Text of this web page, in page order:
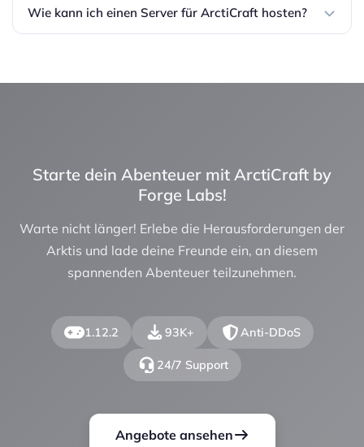
Wie kann ich einen Server für ArctiCraft hosten?
Starte dein Abenteuer mit ArctiCraft by
Forge Labs!
Warte nicht länger! Erlebe die Herausforderungen der
Arktis und lade deine Freunde ein, an diesem
spannenden Abenteuer teilzunehmen.
1.12.2 93K+ Anti-DDoS
24/7 Support
Angebote ansehen